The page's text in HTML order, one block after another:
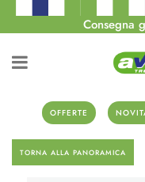
Consegna
OFFERTE
TORNA ALLA PANORAMICA